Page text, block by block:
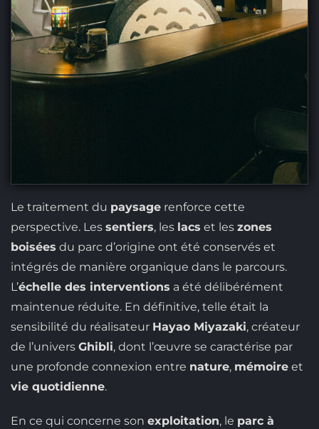
Le traitement du paysagerenforce cette
perspective. Les sentiers, les lacs et les zones
boisées du parc d’origine ont été conservés et
intégrés de manière organique dans le parcours.
L’échelle des interventions a été délibérément
maintenue réduite. En définitive, telle était la
sensibilité du réalisateur Hayao Miyazaki, créateur
de l’univers Ghibli, dont l’œuvre se caractérise par
une profonde connexion entre nature, mémoireet
vie quotidienne.
En ce qui concerne son exploitation, le parc à